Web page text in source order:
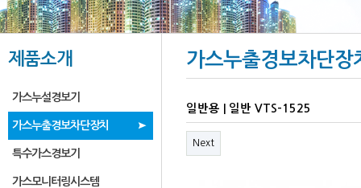
제품소개
가스누설경보기
가스누출경보차단장치
특수가스경보기
가스모니터링시스템
가스누출경보차단장
일반용 | 일반 VTS-1525
Next